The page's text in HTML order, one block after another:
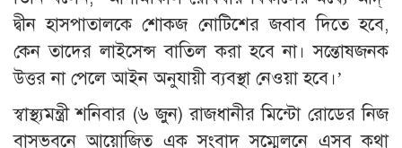
দ্বীন হাসপাতালকে শোকজ নোটিশের জবাব দিতে হবে,
কেন তাদের লাইসেন্স বাতিল করা হবে না। সন্তোষজনক
উত্তর না পেলে আইন অনুযায়ী ব্যবস্থা নেওয়া হবে।’
স্বাস্থ্যমন্ত্রী শনিবার (৬ জুন) রাজধানীর মিন্টো রোডের নিজ
বাসভবনে আয়োজিত এক সংবাদ সম্মেলনে এসব কথা